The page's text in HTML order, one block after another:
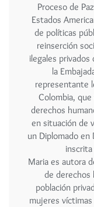
Proceso de
Estados
de políticas
reinserción
ilegales
la
representante
Colombia,
derechos
en situación de
un Diplomado en
Maria es autora
de derechos
población
mujeres